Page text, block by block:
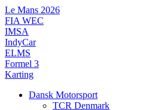
Videre
til
indhold
Le Mans 2026
FIA WEC
IMSA
IndyCar
ELMS
Formel 3
Karting
Dansk Motorsport
TCR Denmark